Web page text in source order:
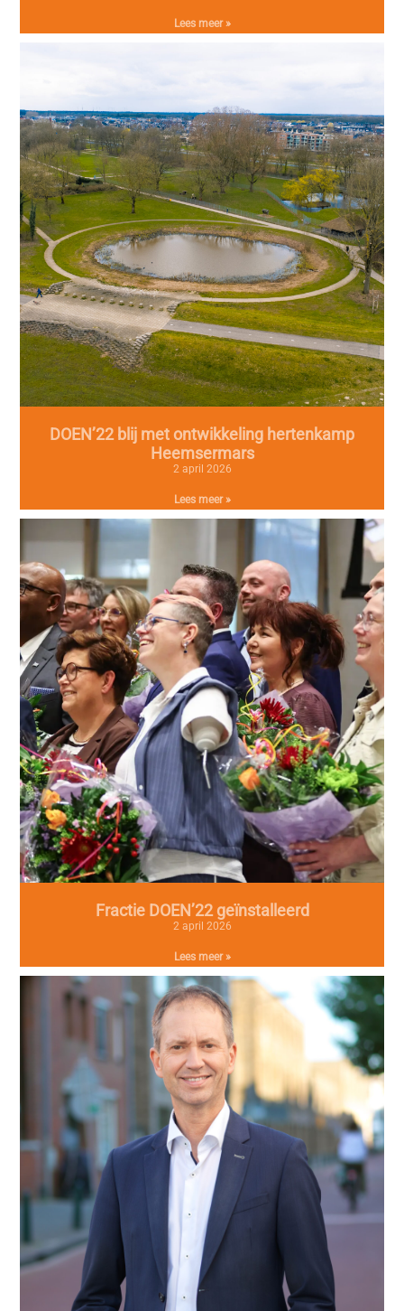
Lees meer »
DOEN’22 blij met ontwikkeling hertenkamp
Heemsermars
2 april 2026
Lees meer »
Fractie DOEN’22 geïnstalleerd
2 april 2026
Lees meer »